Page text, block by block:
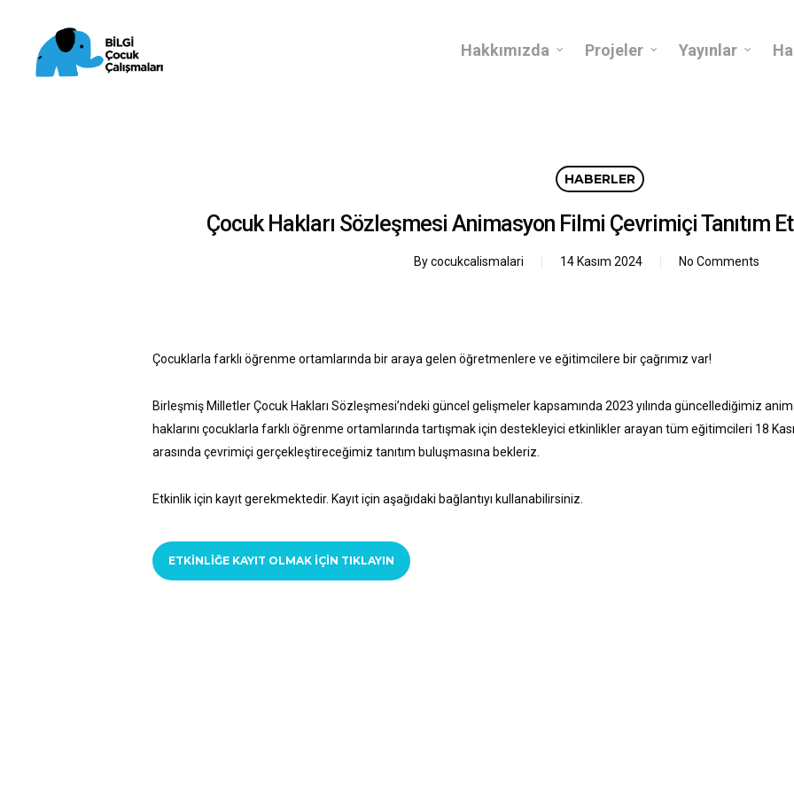
content
Hakkımızda Projeler Yayınlar
HABERLER
Çocuk Hakları Sözleşmesi Animasyon Filmi Çevrimiçi Tanıtım
Bycocukcalismalari 14 Kasım 2024 No Comments
Çocuklarla farklı öğrenme ortamlarında bir araya gelen öğretmenlere ve eğitimcilere bir çağrımız var!
Birleşmiş Milletler Çocuk Hakları Sözleşmesi’ndeki güncel gelişmeler kapsamında 2023 yılında güncellediğimiz
haklarını çocuklarla farklı öğrenme ortamlarında tartışmak için destekleyici etkinlikler arayan tüm eğitimcileri 18
arasında çevrimiçi gerçekleştireceğimiz tanıtım buluşmasına bekleriz.
Etkinlik için kayıt gerekmektedir. Kayıt için aşağıdaki bağlantıyı kullanabilirsiniz.
ETKINLIĞE KAYIT OLMAK IÇIN TIKLAYIN